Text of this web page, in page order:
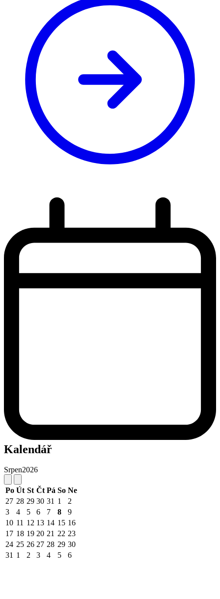
Kalendář
Srpen2026
Po Út St Čt Pá So Ne
27 28 29 30 31 1
2
3
4 5 6 7 8
9
10 11 12 13 14 15 16
17 18 19 20 21 22 23
24 25 26 27 28 29 30
31 1 2 3 4 5 6